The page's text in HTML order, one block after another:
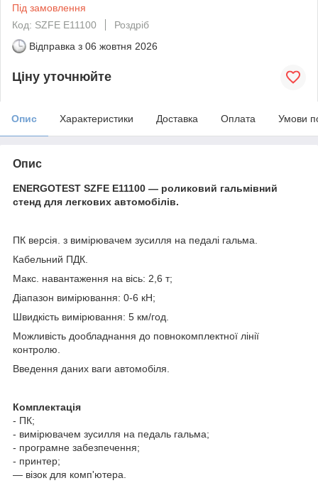
Під замовлення
Код: SZFE E11100
Роздріб
Відправка з 06 жовтня 2026
Ціну уточнюйте
Опис Характеристики Доставка Оплата Умови
Опис
ENERGOTEST SZFE E11100 — роликовий гальмівний
стенд для легкових автомобілів.
ПК версія. з вимірювачем зусилля на педалі гальма.
Кабельний ПДК.
Макс. навантаження на вісь: 2,6 т;
Діапазон вимірювання: 0-6 кН;
Швидкість вимірювання: 5 км/год.
Можливість дообладнання до повнокомплектної лінії
контролю.
Введення даних ваги автомобіля.
Комплектація
- ПК;
- вимірювачем зусилля на педаль гальма;
- програмне забезпечення;
- принтер;
— візок для комп'ютера.